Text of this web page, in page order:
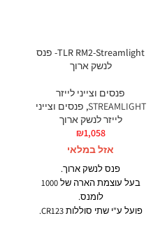
TLR RM2-Streamlight- פנס
לנשק ארוך
פנסים וצייני לייזר
STREAMLIGHT
, פנסים וצייני
לייזר לנשק ארוך
₪1,058
אזל במלאי
פנס לנשק ארוך.
בעל עוצמת הארה של 1000
לומנס.
פועל ע"י שתי סוללות CR123.